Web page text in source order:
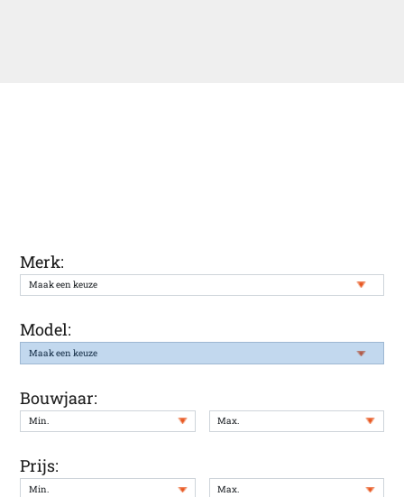
Merk:
Model:
Bouwjaar:
Prijs: